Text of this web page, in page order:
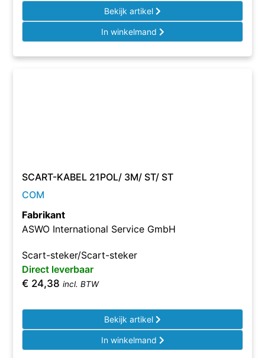
Bekijk artikel
In winkelmand
SCART-KABEL 21POL/ 3M/ ST/ ST
COM
Fabrikant
ASWO International Service GmbH
Scart-steker/Scart-steker
Direct leverbaar
€ 24,38 incl. BTW
Bekijk artikel
In winkelmand